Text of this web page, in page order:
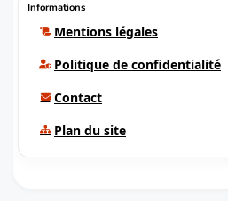
Informations
Mentions légales
Politique de confidentialité
Contact
Plan du site